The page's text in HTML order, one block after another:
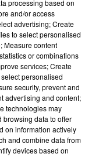
Selena Gomez et
single
processing based on
and/or access
advertising; Create
to select personalised
Measure content
or combinations
services; Create
personalised
security, prevent and
advertising and content;
technologies may
browsing data to offer
on information actively
and combine data from
devices based on